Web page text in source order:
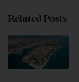
Related Posts